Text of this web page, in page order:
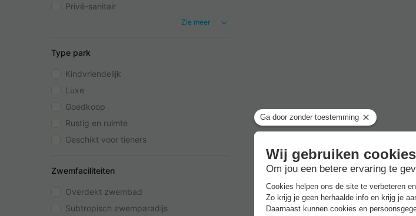
Privé-sanitair
Zie meer
Type park
Kindvriendelijk
Luxe
Goedkoop
Rustig en ruimte
Geschikt voor tieners
Zwemfaciliteiten
Overdekt zwembad
Subtropisch zwemparadijs